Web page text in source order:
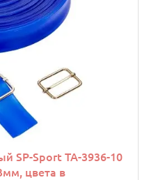
SP-Sport TA-3936-10
цвета в